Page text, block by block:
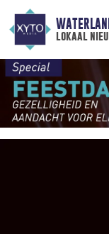
lokaal